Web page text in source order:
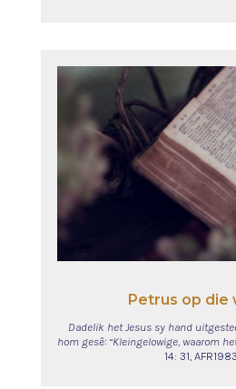
Petrus op die
Dadelik het Jesus sy hand
hom gesê: “Kleingelowige, waarom
14: 31,